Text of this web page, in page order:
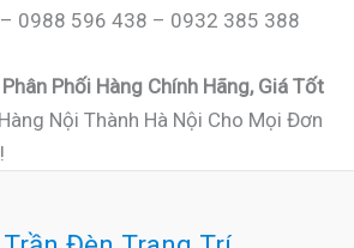
0988 596 438 – 0932 385 388
Phối Hàng Chính Hãng, Giá Tốt
Nội Thành Hà Nội Cho Mọi Đơn